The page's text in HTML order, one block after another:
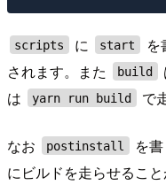
scripts に start を
されます。また
build
は
yarn run build で
なお postinstall を書
にビルドを走らせるこ